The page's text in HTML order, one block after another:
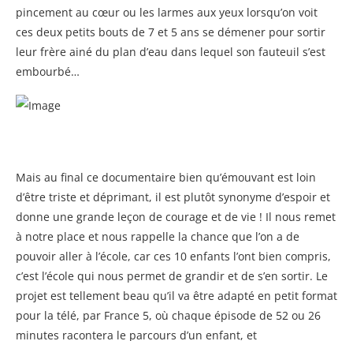
pincement au cœur ou les larmes aux yeux lorsqu’on voit
ces deux petits bouts de 7 et 5 ans se démener pour sortir
leur frère ainé du plan d’eau dans lequel son fauteuil s’est
embourbé…
Mais au final ce documentaire bien qu’émouvant est loin
d’être triste et déprimant, il est plutôt synonyme d’espoir et
donne une grande leçon de courage et de vie ! Il nous remet
à notre place et nous rappelle la chance que l’on a de
pouvoir aller à l’école, car ces 10 enfants l’ont bien compris,
c’est l’école qui nous permet de grandir et de s’en sortir. Le
projet est tellement beau qu’il va être adapté en petit format
pour la télé, par France 5, où chaque épisode de 52 ou 26
minutes racontera le parcours d’un enfant, et